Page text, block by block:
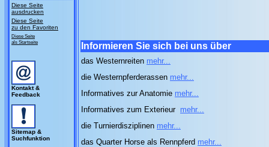
Diese Seite
ausdrucken
Diese Seite
zu den Favoriten
Diese Seite
als Startseite
Kontakt &
Feedback
Sitemap &
Suchfunktion
Informieren Sie sich bei uns über
das Westernreiten mehr...
die Westernpferderassen mehr...
Informatives zur Anatomie mehr...
Informatives zum Exterieur mehr...
die Turnierdisziplinen mehr...
das Quarter Horse als Rennpferd mehr...